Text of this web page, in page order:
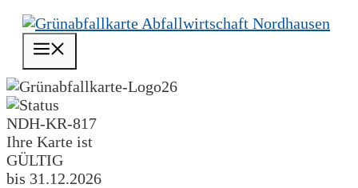
Zum
Inhalt
springen
26
NDH-KR-817
Ihre Karte ist
GÜLTIG
bis 31.12.2026